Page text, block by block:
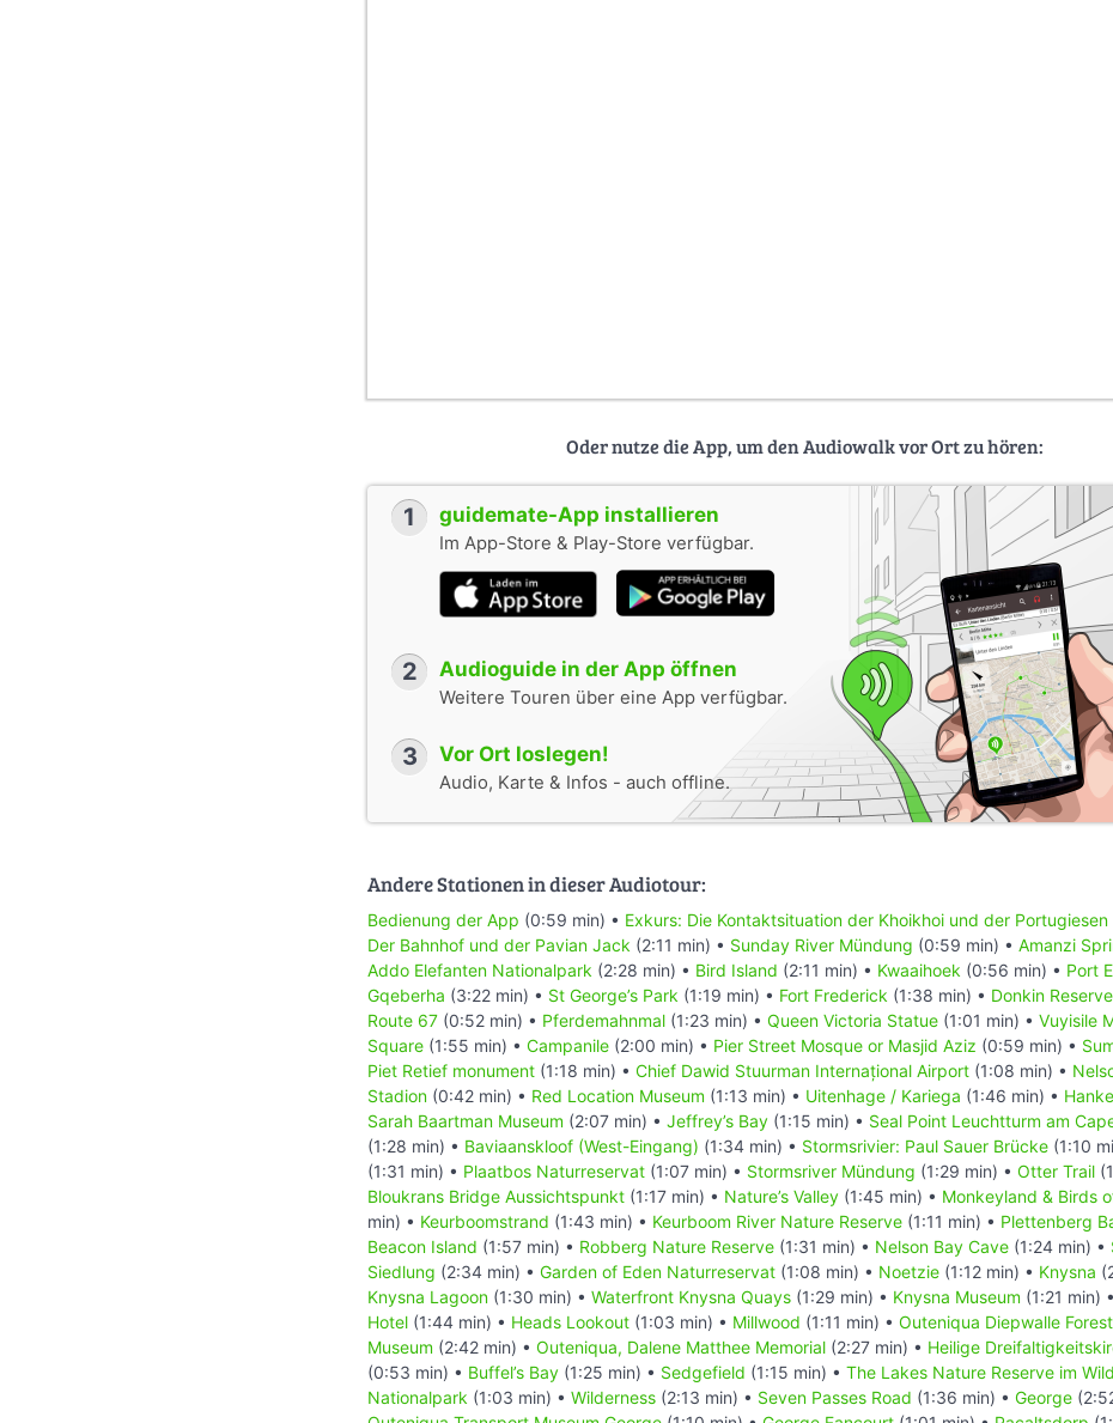
Oder nutze die App, um den Audiowalk vor Ort zu hören:
1 guidemate-App installieren
Im App-Store & Play-Store verfügbar.
2 Audioguide in der App öffnen
Weitere Touren über eine App verfügbar.
3 Vor Ort loslegen!
Audio, Karte & Infos - auch offline.
Andere Stationen in dieser Audiotour:
Bedienung der App (0:59 min) • Exkurs: Die Kontaktsituation der Khoikhoi und der Portugiesen
Der Bahnhof und der Pavian Jack (2:11 min) • Sunday River Mündung (0:59 min) • Amanzi
Addo Elefanten Nationalpark (2:28 min) • Bird Island (2:11 min) • Kwaaihoek (0:56 min) • Port
Gqeberha (3:22 min) • St George’s Park (1:19 min) • Fort Frederick (1:38 min) • Donkin Reserve
Route 67 (0:52 min) • Pferdemahnmal (1:23 min) • Queen Victoria Statue (1:01 min) • Vuyisile
Square (1:55 min) • Campanile (2:00 min) • Pier Street Mosque or Masjid Aziz (0:59 min) •
Piet Retief monument (1:18 min) • Chief Dawid Stuurman Internațional Airport (1:08 min) •
Stadion (0:42 min) • Red Location Museum (1:13 min) • Uitenhage / Kariega (1:46 min) •
Sarah Baartman Museum (2:07 min) • Jeffrey’s Bay (1:15 min) • Seal Point Leuchtturm am
(1:28 min) • Baviaanskloof (West-Eingang) (1:34 min) • Stormsrivier: Paul Sauer Brücke (1:10
(1:31 min) • Plaatbos Naturreservat (1:07 min) • Stormsriver Mündung (1:29 min) • Otter Trail
Bloukrans Bridge Aussichtspunkt (1:17 min) • Nature’s Valley (1:45 min) • Monkeyland & Birds
min) • Keurboomstrand (1:43 min) • Keurboom River Nature Reserve (1:11 min) • Plettenberg
Beacon Island (1:57 min) • Robberg Nature Reserve (1:31 min) • Nelson Bay Cave (1:24 min) •
Siedlung (2:34 min) • Garden of Eden Naturreservat (1:08 min) • Noetzie (1:12 min) • Knysna
Knysna Lagoon (1:30 min) • Waterfront Knysna Quays (1:29 min) • Knysna Museum (1:21 min) •
Hotel (1:44 min) • Heads Lookout (1:03 min) • Millwood (1:11 min) • Outeniqua Diepwalle
Museum (2:42 min) • Outeniqua, Dalene Matthee Memorial (2:27 min) • Heilige
(0:53 min) • Buffel’s Bay (1:25 min) • Sedgefield (1:15 min) • The Lakes Nature Reserve im
Nationalpark (1:03 min) • Wilderness (2:13 min) • Seven Passes Road (1:36 min) • George